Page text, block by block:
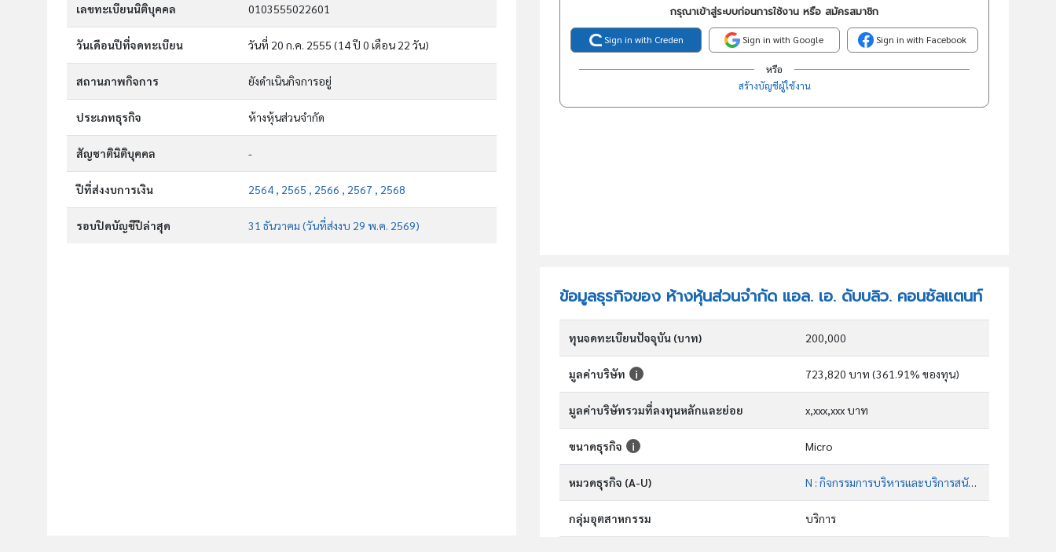
เลขทะเบียนนิติบุคคล 0103555022601
วันเดือนปีที่จดทะเบียน วันที่ 20 ก.ค. 2555 (14 ปี 0 เดือน 22 วัน)
สถานภาพกิจการ ยังดำเนินกิจการอยู่
ประเภทธุรกิจ ห้างหุ้นส่วนจำกัด
สัญชาตินิติบุคคล -
ปีที่ส่งงบการเงิน 2564 , 2565 , 2566 , 2567 , 2568
รอบปิดบัญชีปีล่าสุด 31 ธันวาคม (วันที่ส่งงบ 29 พ.ค. 2569)
กรุณาเข้าสู่ระบบก่อนการใช้งาน หรือ สมัครสมาชิก
Sign in with Creden Sign in with Google Sign in with Facebook
หรือ
สร้างบัญชีผู้ใช้งาน
ข้อมูลธุรกิจของ ห้างหุ้นส่วนจำกัด แอล. เอ. ดับบลิว. คอนซัลแตนท์
ทุนจดทะเบียนปัจจุบัน (บาท) 200,000
มูลค่าบริษัท 723,820 บาท (361.91% ของทุน)
มูลค่าบริษัทรวมที่ลงทุนหลักและย่อย x,xxx,xxx บาท
ขนาดธุรกิจ Micro
หมวดธุรกิจ (A-U) N : กิจกรรมการบริหารและบริการสนับสนุน
กลุ่มอุตสาหกรรม บริการ